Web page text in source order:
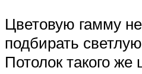
Цветовую гамму
подбирать
Потолок такого же